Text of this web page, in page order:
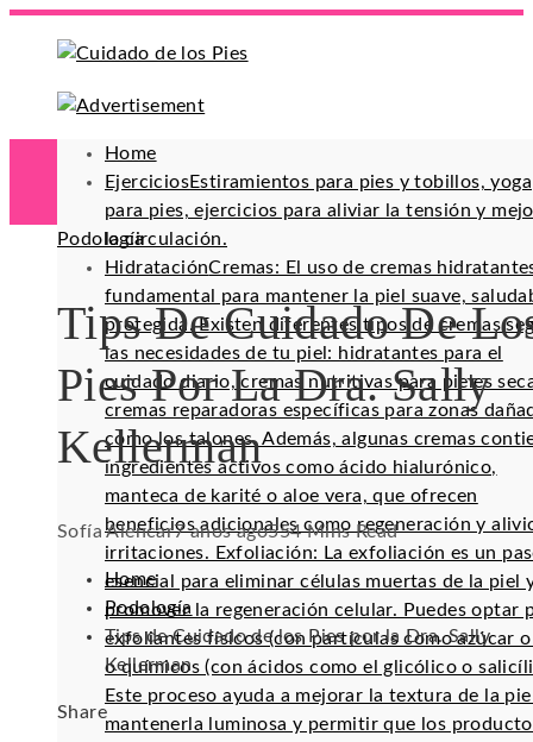
Home
EjerciciosEstiramientos para pies y tobillos, yoga
para pies, ejercicios para aliviar la tensión y
la circulación.
HidrataciónCremas: El uso de cremas
fundamental para mantener la piel suave,
protegida. Existen diferentes tipos de cremas
las necesidades de tu piel: hidratantes para el
cuidado diario, cremas nutritivas para pieles
cremas reparadoras específicas para zonas
como los talones. Además, algunas cremas
ingredientes activos como ácido hialurónico,
manteca de karité o aloe vera, que ofrecen
beneficios adicionales como regeneración y
irritaciones. Exfoliación: La exfoliación es un
esencial para eliminar células muertas de la piel
promover la regeneración celular. Puedes optar
exfoliantes físicos (con partículas como azúcar o
o químicos (con ácidos como el glicólico o
Este proceso ayuda a mejorar la textura de la
mantenerla luminosa y permitir que los
Podología
Tips De Cuidado De
Pies Por La Dra. Sally
Kellerman
Sofía Alencar7 años ago554 Mins Read
Home
Podología
Tips de Cuidado de los Pies por la Dra. Sally
Kellerman
Facebook
Twitter
LinkedIn
Pinterest
Stumbleupon
Email
Share